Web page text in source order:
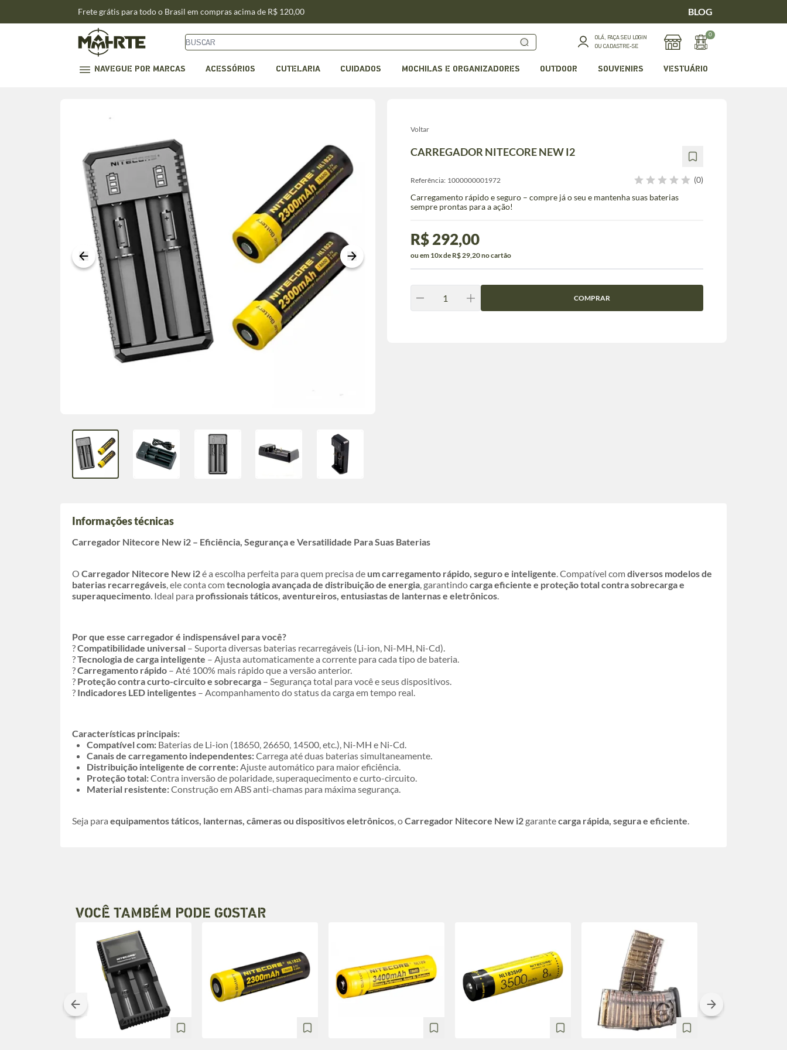
Frete grátis para todo o Brasil em compras acima de R$ 120,00 BLOG
OLÁ, FAÇA SEU LOGIN
OU CADASTRE-SE
0
NAVEGUE POR MARCAS ACESSÓRIOS CUTELARIA CUIDADOS MOCHILAS E ORGANIZADORES OUTDOOR SOUVENIRS VESTUÁRIO
Voltar
CARREGADOR NITECORE NEW I2
Referência: 1000000001972
(0)
Carregamento rápido e seguro – compre já o seu e mantenha suas baterias
sempre prontas para a ação!
R$ 292,00
ou em 10x de R$ 29,20 no cartão
COMPRAR
Informações técnicas
Carregador Nitecore New i2 – Eficiência, Segurança e Versatilidade Para Suas Baterias
O Carregador Nitecore New i2é a escolha perfeita para quem precisa de um carregamento rápido, seguro e inteligente. Compatível comdiversos modelos de
baterias recarregáveis, ele conta comtecnologia avançada de distribuição de energia, garantindocarga eficiente e proteção total contra sobrecarga e
superaquecimento. Ideal para profissionais táticos, aventureiros, entusiastas de lanternas e eletrônicos.
Por que esse carregador é indispensável para você?
?Compatibilidade universal – Suporta diversas baterias recarregáveis (Li-ion, Ni-MH, Ni-Cd).
?Tecnologia de carga inteligente – Ajusta automaticamente a corrente para cada tipo de bateria.
?Carregamento rápido – Até 100% mais rápido que a versão anterior.
? Proteção contra curto-circuito e sobrecarga – Segurança total para você e seus dispositivos.
? Indicadores LED inteligentes – Acompanhamento do status da carga em tempo real.
Características principais:
Compatível com: Baterias de Li-ion (18650, 26650, 14500, etc.), Ni-MH e Ni-Cd.
Canais de carregamento independentes:Carrega até duas baterias simultaneamente.
Distribuição inteligente de corrente:Ajuste automático para maior eficiência.
Proteção total:Contra inversão de polaridade, superaquecimento e curto-circuito.
Material resistente:Construção em ABS anti-chamas para máxima segurança.
Seja para equipamentos táticos, lanternas, câmeras ou dispositivos eletrônicos, oCarregador Nitecore New i2 garantecarga rápida, segura e eficiente.
VOCÊ TAMBÉM PODE GOSTAR